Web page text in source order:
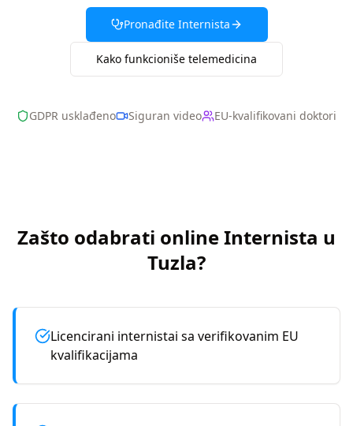
Pronađite Internista
Kako funkcioniše telemedicina
GDPR usklađeno Siguran video EU-kvalifikovani doktori
Zašto odabrati onlineInternista u
Tuzla?
Licencirani internistai sa verifikovanim EU
kvalifikacijama